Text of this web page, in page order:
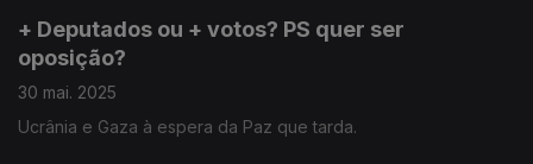
+ Deputados ou + votos? PS quer ser
oposição?
30 mai. 2025
Ucrânia e Gaza à espera da Paz que tarda.